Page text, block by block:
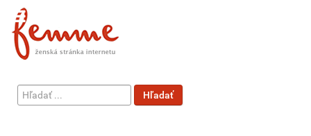
Hľadať
...
Hľadať